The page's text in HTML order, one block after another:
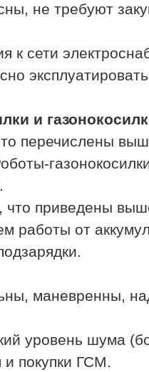
не требуют
сети
и
перечислены
приведены
работы от
маневренны,
уровень шума
и покупки ГСМ.